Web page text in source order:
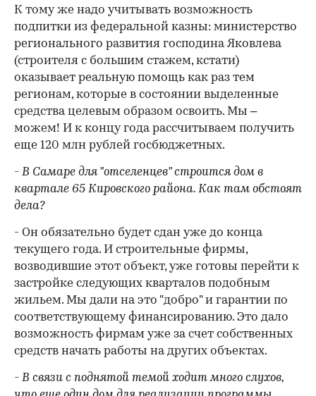
К тому же надо учитывать возможность
подпитки из федеральной казны: министерство
регионального развития господина Яковлева
(строителя с большим стажем, кстати)
оказывает реальную помощь как раз тем
регионам, которые в состоянии выделенные
средства целевым образом освоить. Мы –
можем! И к концу года рассчитываем получить
еще 120 млн рублей госбюджетных.
- В Самаре для "отселенцев" строится дом в
квартале 65 Кировского района. Как там обстоят
дела?
- Он обязательно будет сдан уже до конца
текущего года. И строительные фирмы,
возводившие этот объект, уже готовы перейти к
застройке следующих кварталов подобным
жильем. Мы дали на это "добро" и гарантии по
соответствующему финансированию. Это дало
возможность фирмам уже за счет собственных
средств начать работы на других объектах.
- В связи с поднятой темой ходит много слухов,